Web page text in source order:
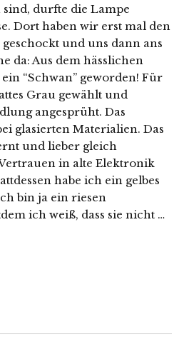
durfte die Lampe
Dort haben wir erst mal den
und uns dann ans
da: Aus dem hässlichen
“Schwan” geworden! Für
Grau gewählt und
angesprüht. Das
glasierten Materialien. Das
und lieber gleich
in alte Elektronik
habe ich ein gelbes
bin ja ein riesen
ich weiß, dass sie nicht …